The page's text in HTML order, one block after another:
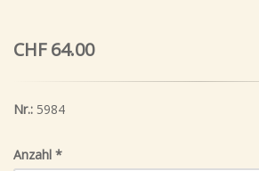
CHF 64.00
Nr.: 5984
Anzahl *